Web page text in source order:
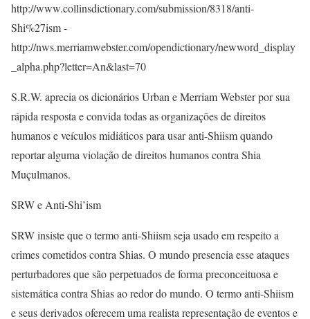
http://www.collinsdictionary.com/submission/8318/anti-
Shi%27ism -
http://nws.merriamwebster.com/opendictionary/newword_display
_alpha.php?letter=An&last=70
S.R.W. aprecia os dicionários Urban e Merriam Webster por sua
rápida resposta e convida todas as organizações de direitos
humanos e veículos midiáticos para usar anti-Shiism quando
reportar alguma violação de direitos humanos contra Shia
Muçulmanos.
SRW e Anti-Shi’ism
SRW insiste que o termo anti-Shiism seja usado em respeito a
crimes cometidos contra Shias. O mundo presencia esse ataques
perturbadores que são perpetuados de forma preconceituosa e
sistemática contra Shias ao redor do mundo. O termo anti-Shiism
e seus derivados oferecem uma realista representação de eventos e